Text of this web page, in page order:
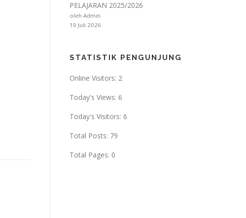
PELAJARAN 2025/2026
oleh Admin
10 Juli 2026
STATISTIK PENGUNJUNG
Online Visitors: 2
Today's Views: 6
Today's Visitors: 6
Total Posts: 79
Total Pages: 0